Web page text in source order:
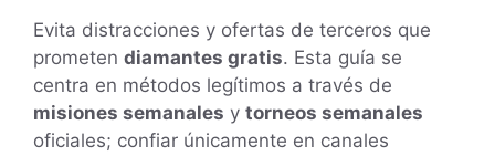
Evita distracciones y ofertas de terceros que
prometen diamantes gratis. Esta guía se
centra en métodos legítimos a través de
misiones semanales y torneos semanales
oficiales; confiar únicamente en canales